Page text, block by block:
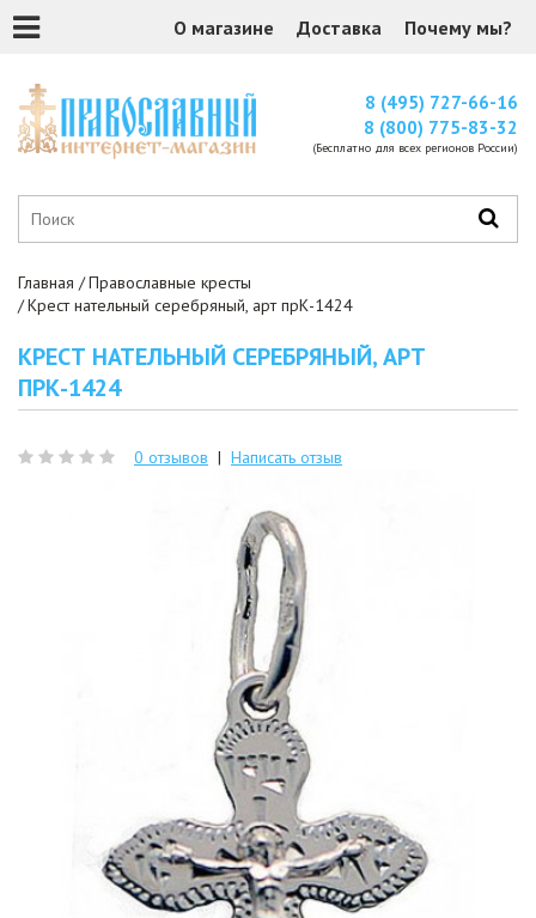
О магазине Доставка Почему мы?
8 (495) 727-66-16
8 (800) 775-83-32
(Бесплатно для всех регионов России)
Главная
Православные кресты
Крест нательный серебряный, арт прК-1424
КРЕСТ НАТЕЛЬНЫЙ СЕРЕБРЯНЫЙ, АРТ
ПРК-1424
0 отзывов | Написать отзыв